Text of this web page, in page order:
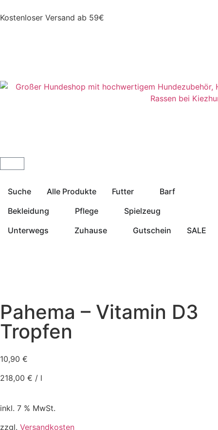
Kostenloser Versand ab 59€
Suche Alle Produkte Futter
Barf
Bekleidung
Pflege
Spielzeug
Unterwegs
Zuhause Gutschein SALE
Pahema – Vitamin D3
Tropfen
10,90 €
218,00 € / l
inkl. 7 % MwSt.
zzgl. Versandkosten